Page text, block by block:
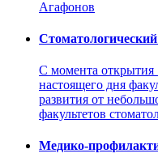
Агафонов
С момента открытия
настоящего дня
развития от
факультетов
Медико-